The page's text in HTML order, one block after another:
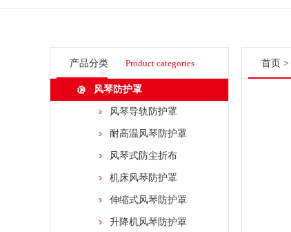
产品分类 Product categories
风琴防护罩
风琴导轨防护罩
耐高温风琴防护罩
风琴式防尘折布
机床风琴防护罩
伸缩式风琴防护罩
升降机风琴防护罩
首页 >